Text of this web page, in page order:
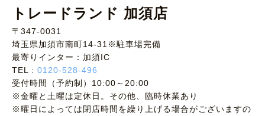
トレードランド 加須店
〒347-0031
埼玉県加須市南町14-31※駐車場完備
最寄りインター：加須IC
TEL : 0120-528-496
受付時間（予約制）10:00～20:00
※金曜と土曜は定休日。その他、臨時休業あり
※曜日によっては閉店時間を繰り上げる場合がございますの